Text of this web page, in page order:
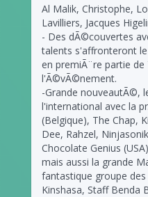
Al Malik, Christophe,
Lavilliers, Jacques
- Des dÃ©couvertes
talents s'affronteront
en premiÃ¨re partie
l'Ã©vÃ©nement.
-Grande nouveautÃ©,
l'international avec la
(Belgique), The Chap,
Dee, Rahzel,
Chocolate Genius
mais aussi la grande
fantastique groupe
Kinshasa, Staff Benda